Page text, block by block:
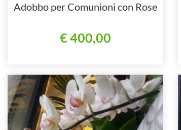
Adobbo per Comunioni con Rose
€ 400,00